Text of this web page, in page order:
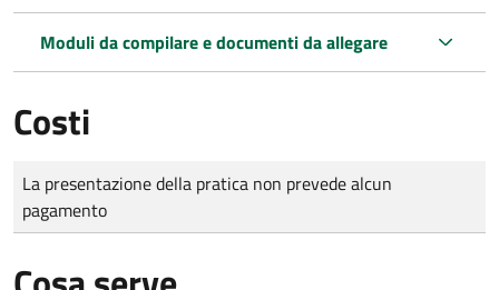
Moduli da compilare e documenti da allegare
Costi
Tipo di pagamento
Importo
La presentazione della pratica non prevede alcun
pagamento